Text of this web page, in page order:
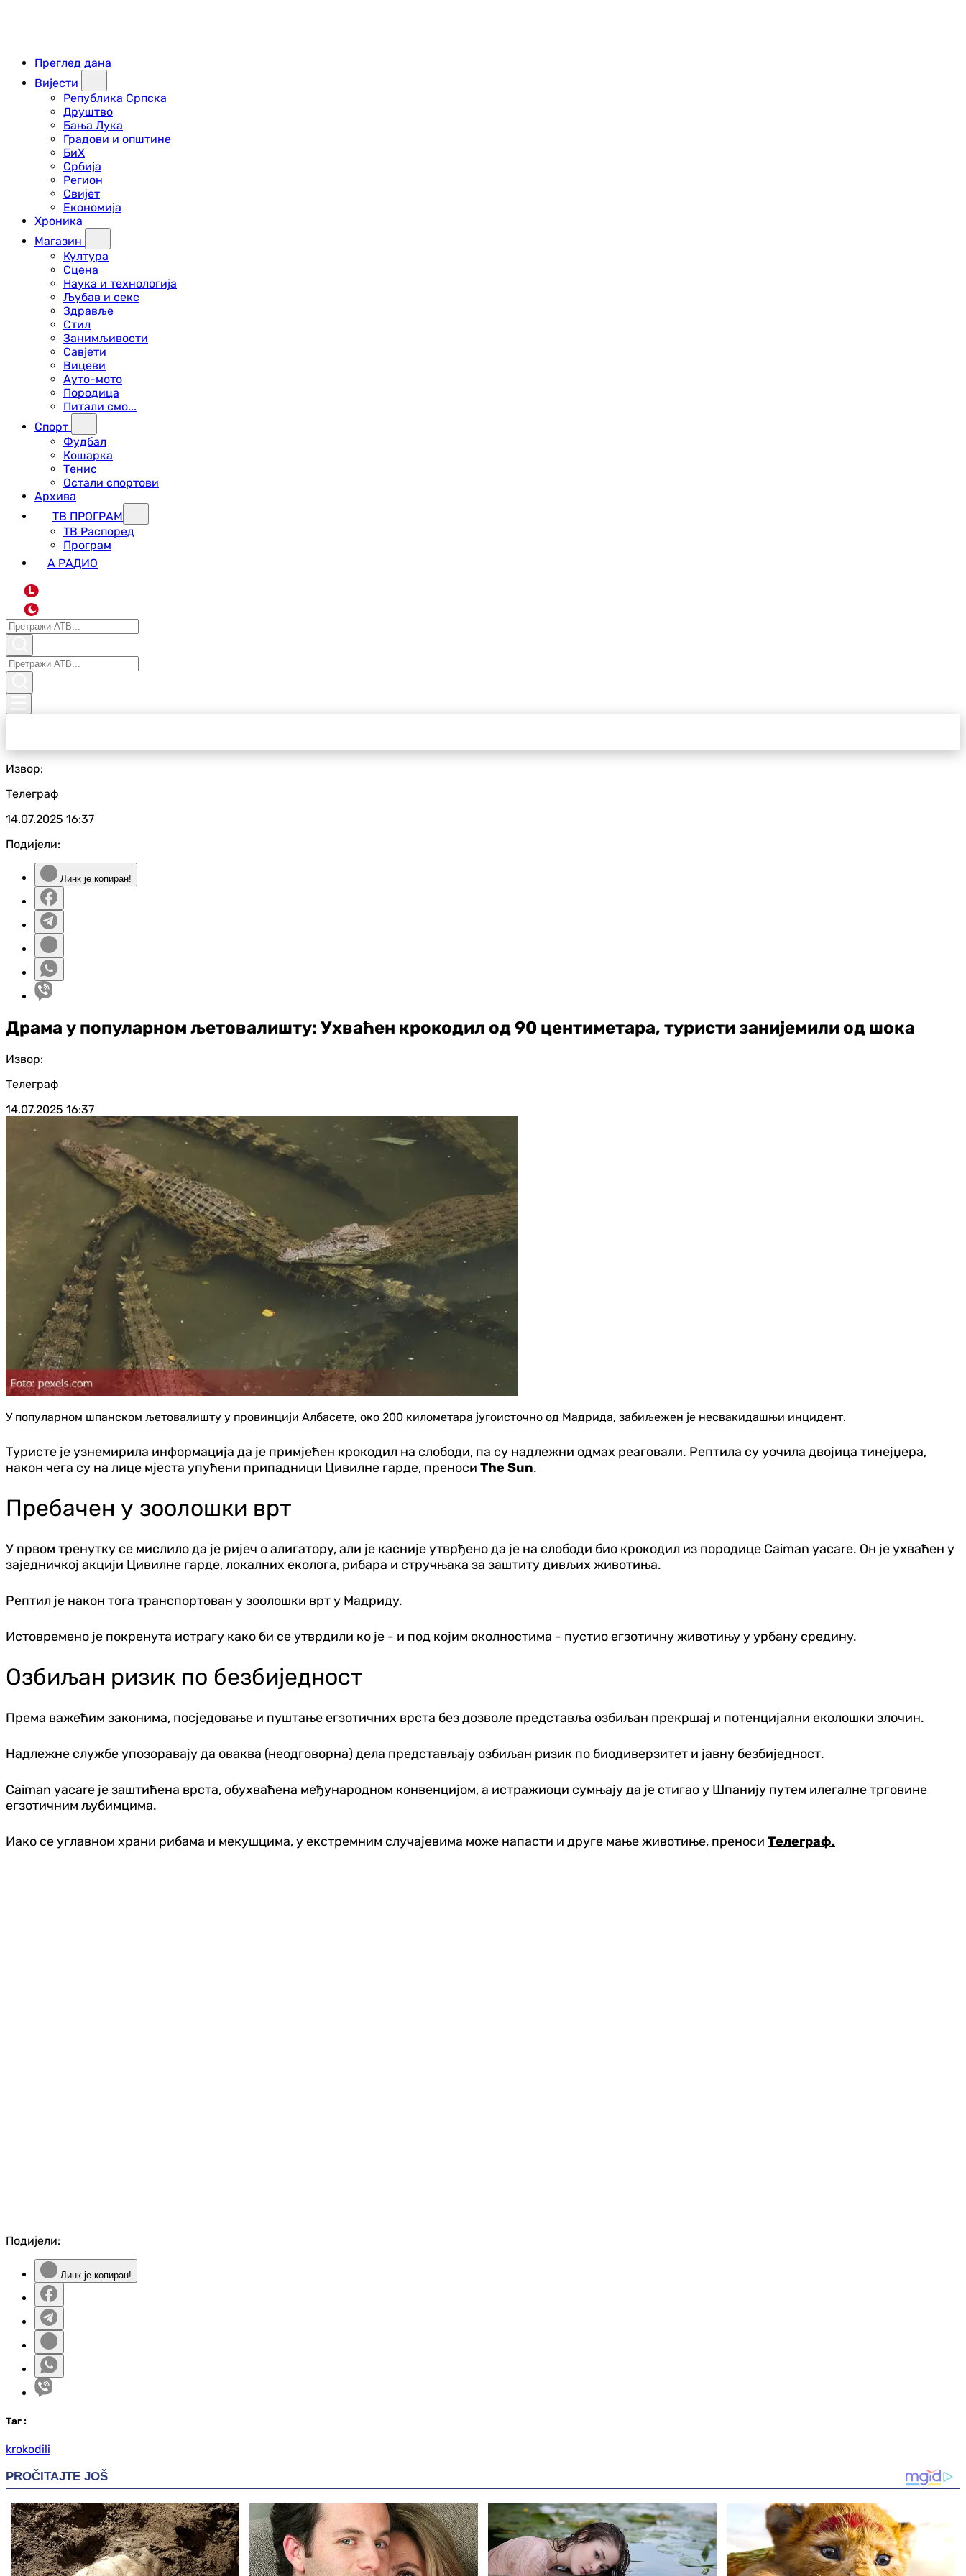
Преглед дана
Вијести
Република Српска
Друштво
Бања Лука
Градови и општине
БиХ
Србија
Регион
Свијет
Економија
Хроника
Магазин
Култура
Сцена
Наука и технологија
Љубав и секс
Здравље
Стил
Занимљивости
Савјети
Вицеви
Ауто-мото
Породица
Питали смо...
Спорт
Фудбал
Кошарка
Тенис
Остали спортови
Архива
ТВ ПРОГРАМ
ТВ Распоред
Програм
А РАДИО
L
Извор:
Телеграф
14.07.2025 16:37
Подијели:
Линк је копиран!
Драма у популарном љетовалишту: Ухваћен крокодил од 90 центиметара, туристи занијемили од шока
Извор:
Телеграф
14.07.2025 16:37
У популарном шпанском љетовалишту у провинцији Албасете, око 200 километара југоисточно од Мадрида, забиљежен је несвакидашњи инцидент.
Туристе је узнемирила информација да је примјећен крокодил на слободи, па су надлежни одмах реаговали. Рептила су уочила двојица тинејџера,
након чега су на лице мјеста упућени припадници Цивилне гарде, преноси The Sun.
Пребачен у зоолошки врт
У првом тренутку се мислило да је ријеч о алигатору, али је касније утврђено да је на слободи био крокодил из породице Caiman yacare. Он је ухваћен у
заједничкој акцији Цивилне гарде, локалних еколога, рибара и стручњака за заштиту дивљих животиња.
Рептил је након тога транспортован у зоолошки врт у Мадриду.
Истовремено је покренута истрагу како би се утврдили ко је - и под којим околностима - пустио егзотичну животињу у урбану средину.
Озбиљан ризик по безбиједност
Према важећим законима, посједовање и пуштање егзотичних врста без дозволе представља озбиљан прекршај и потенцијални еколошки злочин.
Надлежне службе упозоравају да оваква (неодговорна) дела представљају озбиљан ризик по биодиверзитет и јавну безбиједност.
Caiman yacare је заштићена врста, обухваћена међународном конвенцијом, а истражиоци сумњају да је стигао у Шпанију путем илегалне трговине
егзотичним љубимцима.
Иако се углавном храни рибама и мекушцима, у екстремним случајевима може напасти и друге мање животиње, преноси Телеграф.
Подијели:
Линк је копиран!
Таг :
krokodili